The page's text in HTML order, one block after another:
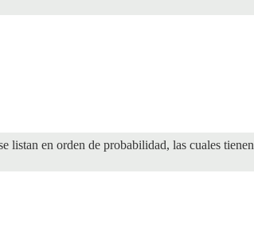
listan en orden de probabilidad, las cuales tienen